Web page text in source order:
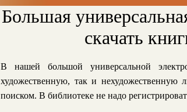
Большая
скачать
В нашей большой универсальной
художественную, так и нехудожественную
поиском. В библиотеке не надо